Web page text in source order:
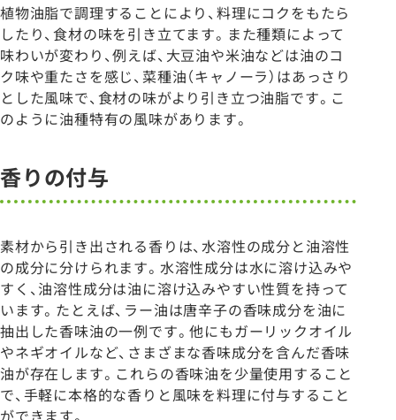
植物油脂で調理することにより、料理にコクをもたら
したり、食材の味を引き立てます。また種類によって
味わいが変わり、例えば、大豆油や米油などは油のコ
ク味や重たさを感じ、菜種油（キャノーラ）はあっさり
とした風味で、食材の味がより引き立つ油脂です。こ
のように油種特有の風味があります。
香りの付与
素材から引き出される香りは、水溶性の成分と油溶性
の成分に分けられます。水溶性成分は水に溶け込みや
すく、油溶性成分は油に溶け込みやすい性質を持って
います。たとえば、ラー油は唐辛子の香味成分を油に
抽出した香味油の一例です。他にもガーリックオイル
やネギオイルなど、さまざまな香味成分を含んだ香味
油が存在します。これらの香味油を少量使用すること
で、手軽に本格的な香りと風味を料理に付与すること
ができます。